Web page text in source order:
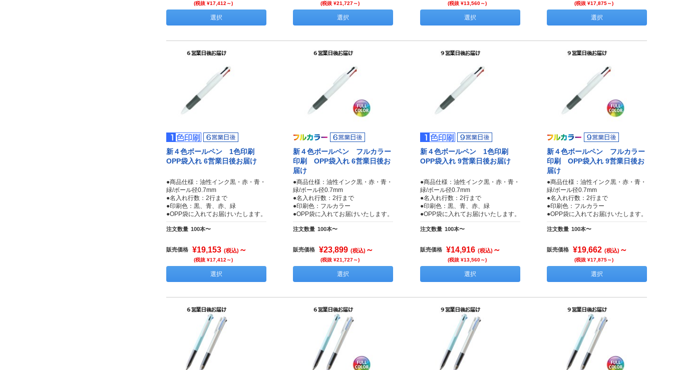
(税抜 ¥17,412～)
選択
(税抜 ¥21,727～)
選択
(税抜 ¥13,560～)
選択
(税抜 ¥17,875～)
選択
新４色ボールペン 1色印刷
OPP袋入れ 6営業日後お届け
●商品仕様：油性インク黒・赤・青・
緑/ボール径0.7mm
●名入れ行数：2行まで
●印刷色：黒、青、赤、緑
●OPP袋に入れてお届けいたします。
注文数量 100本〜
販売価格 ¥19,153 (税込) ～
(税抜 ¥17,412～)
選択
新４色ボールペン フルカラー
印刷 OPP袋入れ 6営業日後お
届け
●商品仕様：油性インク黒・赤・青・
緑/ボール径0.7mm
●名入れ行数：2行まで
●印刷色：フルカラー
●OPP袋に入れてお届けいたします。
注文数量 100本〜
販売価格 ¥23,899 (税込) ～
(税抜 ¥21,727～)
選択
新４色ボールペン 1色印刷
OPP袋入れ 9営業日後お届け
●商品仕様：油性インク黒・赤・青・
緑/ボール径0.7mm
●名入れ行数：2行まで
●印刷色：黒、青、赤、緑
●OPP袋に入れてお届けいたします。
注文数量 100本〜
販売価格 ¥14,916 (税込) ～
(税抜 ¥13,560～)
選択
新４色ボールペン フルカラー
印刷 OPP袋入れ 9営業日後お
届け
●商品仕様：油性インク黒・赤・青・
緑/ボール径0.7mm
●名入れ行数：2行まで
●印刷色：フルカラー
●OPP袋に入れてお届けいたします。
注文数量 100本〜
販売価格 ¥19,662 (税込) ～
(税抜 ¥17,875～)
選択